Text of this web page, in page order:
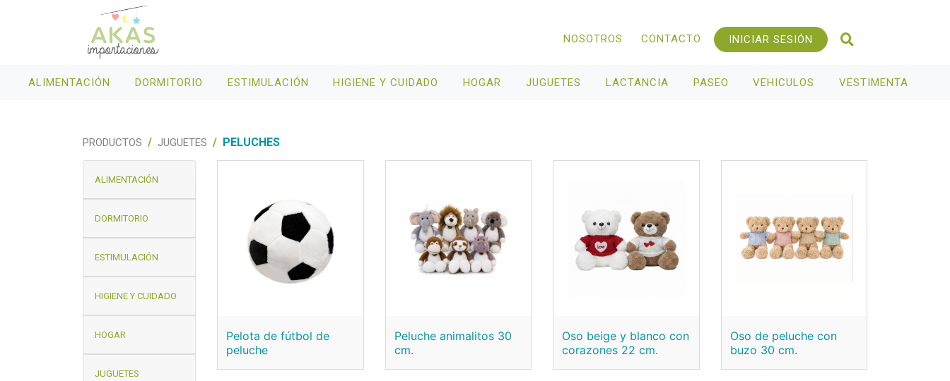
NOSOTROS CONTACTO INICIAR SESIÓN
ALIMENTACIÓN DORMITORIO ESTIMULACIÓN HIGIENE Y CUIDADO HOGAR JUGUETES LACTANCIA PASEO VEHICULOS VESTIMENTA
PRODUCTOS JUGUETES PELUCHES
ALIMENTACIÓN
DORMITORIO
ESTIMULACIÓN
HIGIENE Y CUIDADO
HOGAR
JUGUETES
Pelota de fútbol de
peluche
Peluche animalitos 30
cm.
Oso beige y blanco con
corazones 22 cm.
Oso de peluche con
buzo 30 cm.